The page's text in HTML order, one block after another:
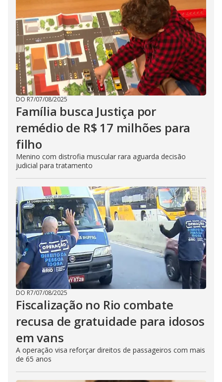
DO R7/07/08/2025
Família busca Justiça por
remédio de R$ 17 milhões para
filho
Menino com distrofia muscular rara aguarda decisão
judicial para tratamento
DO R7/07/08/2025
Fiscalização no Rio combate
recusa de gratuidade para idosos
em vans
A operação visa reforçar direitos de passageiros com mais
de 65 anos